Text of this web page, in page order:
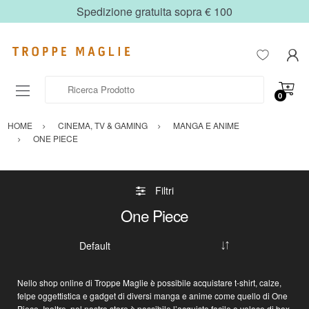
Spedizione gratuita sopra € 100
0
HOME CINEMA, TV & GAMING
MANGA E ANIME
ONE PIECE
Filtri
One Piece
Nello shop online di Troppe Maglie è possibile acquistare t-shirt, calze,
felpe oggettistica e gadgetdi diversi manga e anime come quello di One